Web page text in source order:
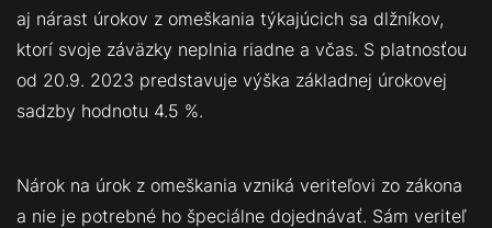
aj nárast úrokov z omeškania týkajúcich sa dlžníkov,
ktorí svoje záväzky neplnia riadne a včas. S platnosťou
od 20.9. 2023 predstavuje výška základnej úrokovej
sadzby hodnotu 4.5 %.
Nárok na úrok z omeškania vzniká veriteľovi zo zákona
a nie je potrebné ho špeciálne dojednávať. Sám veriteľ